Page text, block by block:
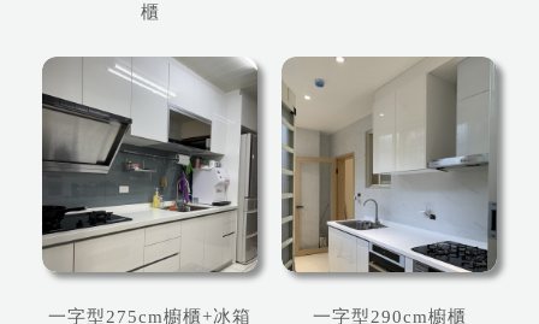
櫃
一字型275cm櫥櫃+冰箱
一字型290cm櫥櫃